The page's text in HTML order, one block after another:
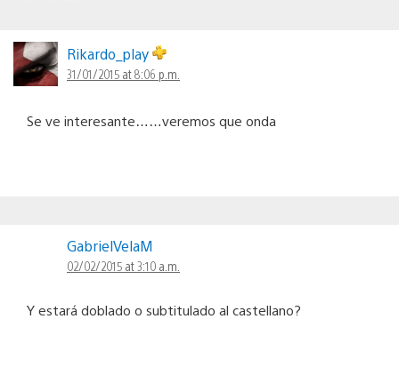
Rikardo_play
31/01/2015 at 8:06 p.m.
Se ve interesante……veremos que onda
GabrielVelaM
02/02/2015 at 3:10 a.m.
Y estará doblado o subtitulado al castellano?